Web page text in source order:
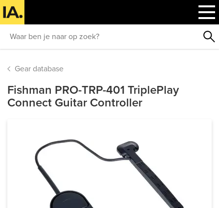
Gear database
Fishman PRO-TRP-401 TriplePlay
Connect Guitar Controller